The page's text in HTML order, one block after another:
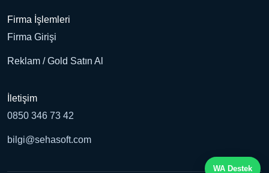
WA Destek
Firma İşlemleri
Firma Girişi
Reklam / Gold Satın Al
İletişim
0850 346 73 42
bilgi@sehasoft.com